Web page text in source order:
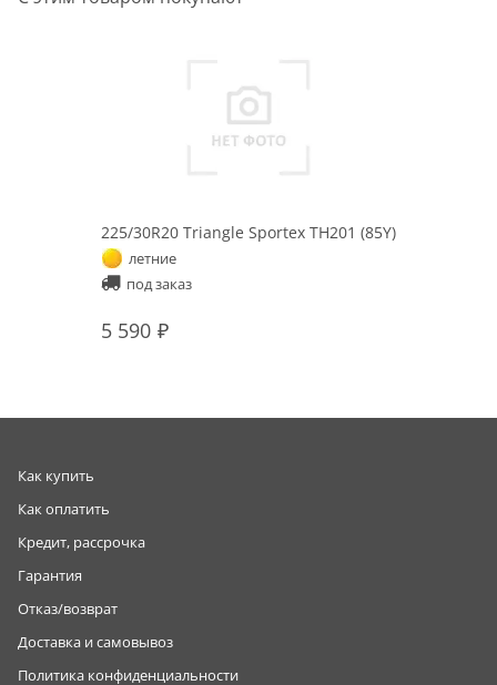
225/30R20 Triangle Sportex TH201 (85Y)
летние
под заказ
5 590
Как купить
Как оплатить
Кредит, рассрочка
Гарантия
Отказ/возврат
Доставка и самовывоз
Политика конфиденциальности